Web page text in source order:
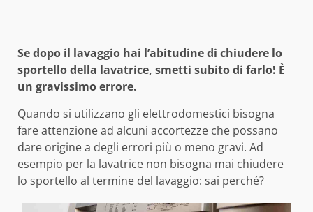
Se dopo il lavaggio hai l’abitudine di chiudere lo
sportello della lavatrice, smetti subito di farlo! È
un gravissimo errore.
Quando si utilizzano gli elettrodomestici bisogna
fare attenzione ad alcuni accortezze che possano
dare origine a degli errori più o meno gravi. Ad
esempio per la lavatrice non bisogna mai chiudere
lo sportello al termine del lavaggio: sai perché?